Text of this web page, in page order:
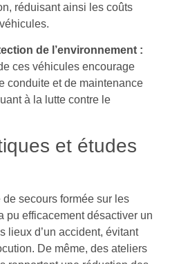
réduisant ainsi les coûts
de l’environnement :
ces véhicules encourage
conduite et de maintenance
à la lutte contre le
et études
secours formée sur les
pu efficacement désactiver un
lieux d’un accident, évitant
De même, des ateliers